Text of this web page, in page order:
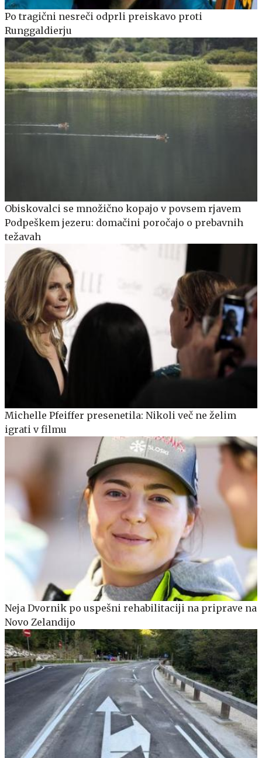
Po tragični nesreči odprli preiskavo proti
Runggaldierju
Obiskovalci se množično kopajo v povsem rjavem
Podpeškem jezeru: domačini poročajo o prebavnih
težavah
Michelle Pfeiffer presenetila: Nikoli več ne želim
igrati v filmu
Neja Dvornik po uspešni rehabilitaciji na priprave na
Novo Zelandijo